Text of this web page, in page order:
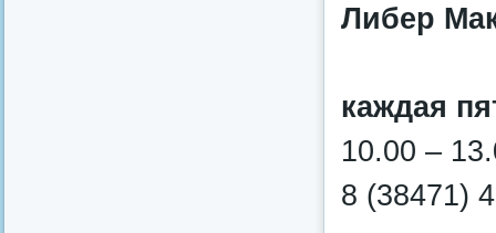
Либер
каждая
10.00 –
8 (38471)